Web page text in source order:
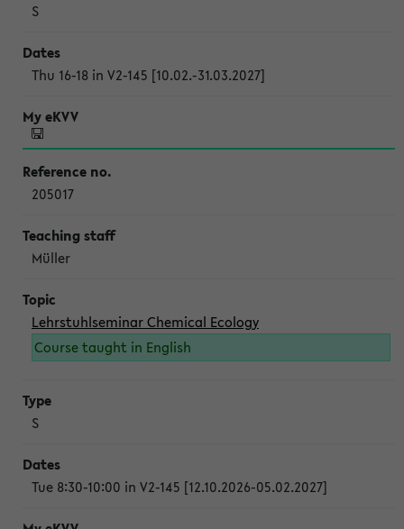
S
Thu 16-18 in V2-145 [10.02.-31.03.2027]
205017
Müller
Lehrstuhlseminar Chemical Ecology
Course taught in English
S
Tue 8:30-10:00 in V2-145 [12.10.2026-05.02.2027]